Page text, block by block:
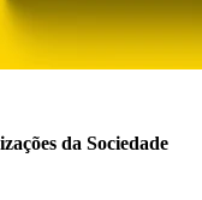
da Sociedade